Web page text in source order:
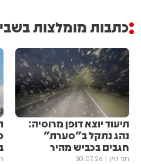
כתבות מומלצות
תיעוד יוצא דופן מרוסיה:
נהג נתקל ב"סערת"
חגבים בכביש מהיר
חני לוין 30.07.26